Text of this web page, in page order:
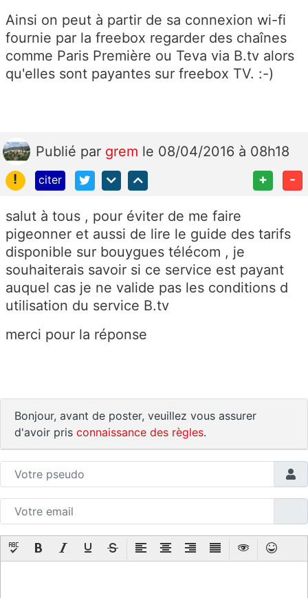
Ainsi on peut à partir de sa connexion wi-fi
fournie par la freebox regarder des chaînes
comme Paris Première ou Teva via B.tv alors
qu'elles sont payantes sur freebox TV. :-)
Publié par grem le 08/04/2016 à 08h18
!
citer + -
salut à tous , pour éviter de me faire
pigeonner et aussi de lire le guide des tarifs
disponible sur bouygues télécom , je
souhaiterais savoir si ce service est payant
auquel cas je ne valide pas les conditions d
utilisation du service B.tv
merci pour la réponse
Bonjour, avant de poster, veuillez vous assurer
d'avoir pris connaissance des règles.